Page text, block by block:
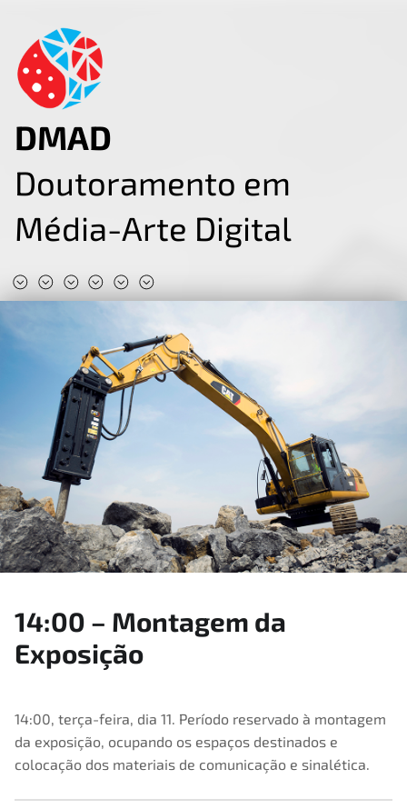
DMAD
Doutoramento em
Média-Arte Digital
14:00 – Montagem da
Exposição
23 de Maio, 2023
11
,2023
Exposição
14:00, terça-feira, dia 11. Período reservado à montagem
da exposição, ocupando os espaços destinados e
colocação dos materiais de comunicação e sinalética.